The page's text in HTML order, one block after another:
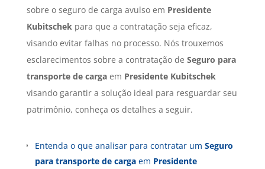
sobre o seguro de carga avulso em Presidente
Kubitschekpara que a contratação seja eficaz,
visando evitar falhas no processo. Nós trouxemos
esclarecimentos sobre a contratação de Seguro para
transporte de cargaem Presidente Kubitschek
visando garantir a solução ideal para resguardar seu
patrimônio, conheça os detalhes a seguir.
Entenda o que analisar para contratar um Seguro
para transporte de cargaem Presidente